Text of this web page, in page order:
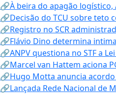
🔗À beira do apagão logístico,
🔗Decisão do TCU sobre teto
🔗Registro no SCR
🔗Flávio Dino determina
🔗ANPV questiona no STF a
🔗Marcel van Hattem aciona
🔗Hugo Motta anuncia
🔗Lançada Rede Nacional de